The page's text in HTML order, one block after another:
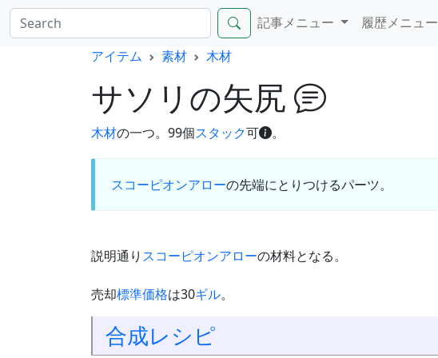
記事メニュー 履歴メニュー
アイテム
素材 木材
サソリの矢尻
木材の一つ。99個スタック可 。
スコーピオンアローの先端にとりつけるパーツ。
説明通り スコーピオンアローの材料となる。
売却標準価格は30ギル。
合成レシピ